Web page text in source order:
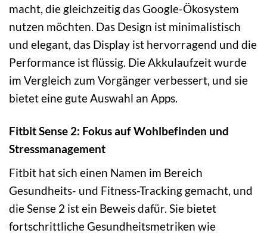
macht, die gleichzeitig das Google-Ökosystem
nutzen möchten. Das Design ist minimalistisch
und elegant, das Display ist hervorragend und die
Performance ist flüssig. Die Akkulaufzeit wurde
im Vergleich zum Vorgänger verbessert, und sie
bietet eine gute Auswahl an Apps.
Fitbit Sense 2: Fokus auf Wohlbefinden und
Stressmanagement
Fitbit hat sich einen Namen im Bereich
Gesundheits- und Fitness-Tracking gemacht, und
die Sense 2 ist ein Beweis dafür. Sie bietet
fortschrittliche Gesundheitsmetriken wie